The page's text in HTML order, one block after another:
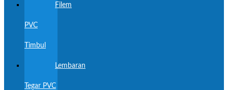
Filem
PVC
Timbul
Lembaran
Tegar PVC